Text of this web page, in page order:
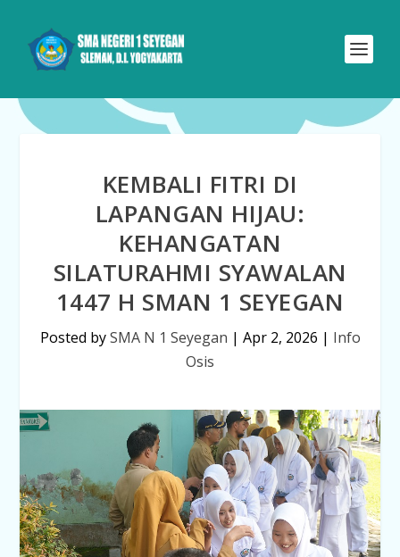
KEMBALI FITRI DI
LAPANGAN HIJAU:
KEHANGATAN
SILATURAHMI SYAWALAN
1447 H SMAN 1 SEYEGAN
Posted bySMA N 1 Seyegan | Apr 2, 2026 | Info
Osis